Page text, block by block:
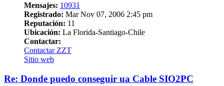
Mensajes: 10931
Registrado: Mar Nov 07, 2006 2:45 pm
Reputación: 11
Ubicación: La Florida-Santiago-Chile
Contactar:
Contactar ZZT
Sitio web
Re: Donde puedo conseguir ua Cable SIO2PC